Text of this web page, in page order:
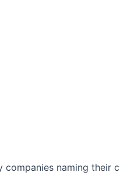
companies naming their